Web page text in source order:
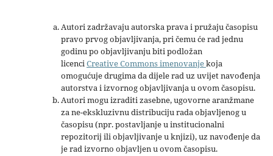
Autori zadržavaju autorska prava i pružaju časopisu
pravo prvog objavljivanja, pri čemu će rad jednu
godinu po objavljivanju biti podložan
licenciCreative Commons imenovanjekoja
omogućuje drugima da dijele rad uz uvijet navođenja
autorstva i izvornog objavljivanja u ovom časopisu.
Autori mogu izraditi zasebne, ugovorne aranžmane
za ne-ekskluzivnu distribuciju rada objavljenog u
časopisu (npr. postavljanje u institucionalni
repozitorij ili objavljivanje u knjizi), uz navođenje da
je rad izvorno objavljen u ovom časopisu.